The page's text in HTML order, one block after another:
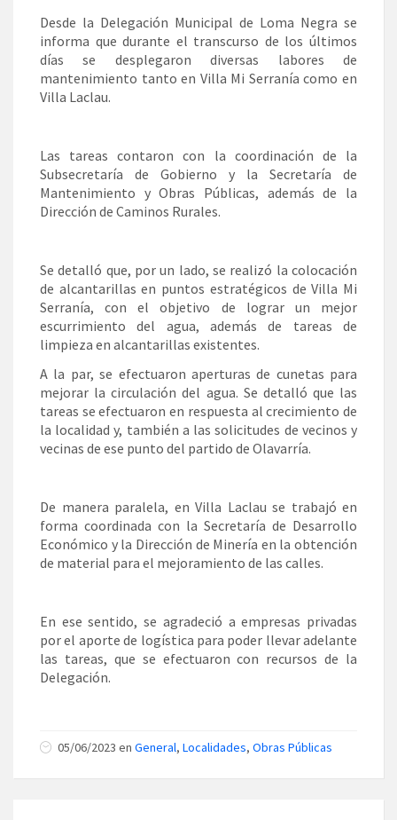
Desde la Delegación Municipal de Loma Negra se
informa que durante el transcurso de los últimos
días se desplegaron diversas labores de
mantenimiento tanto en Villa Mi Serranía como en
Villa Laclau.
Las tareas contaron con la coordinación de la
Subsecretaría de Gobierno y la Secretaría de
Mantenimiento y Obras Públicas, además de la
Dirección de Caminos Rurales.
Se detalló que, por un lado, se realizó la colocación
de alcantarillas en puntos estratégicos de Villa Mi
Serranía, con el objetivo de lograr un mejor
escurrimiento del agua, además de tareas de
limpieza en alcantarillas existentes.
A la par, se efectuaron aperturas de cunetas para
mejorar la circulación del agua. Se detalló que las
tareas se efectuaron en respuesta al crecimiento de
la localidad y, también a las solicitudes de vecinos y
vecinas de ese punto del partido de Olavarría.
De manera paralela, en Villa Laclau se trabajó en
forma coordinada con la Secretaría de Desarrollo
Económico y la Dirección de Minería en la obtención
de material para el mejoramiento de las calles.
En ese sentido, se agradeció a empresas privadas
por el aporte de logística para poder llevar adelante
las tareas, que se efectuaron con recursos de la
Delegación.
05/06/2023 en General, Localidades, Obras Públicas